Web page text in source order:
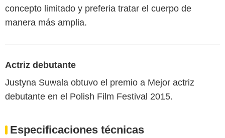
concepto limitado y preferia tratar el cuerpo de
manera más amplia.
Actriz debutante
Justyna Suwala obtuvo el premio a Mejor actriz
debutante en el Polish Film Festival 2015.
Especificaciones técnicas